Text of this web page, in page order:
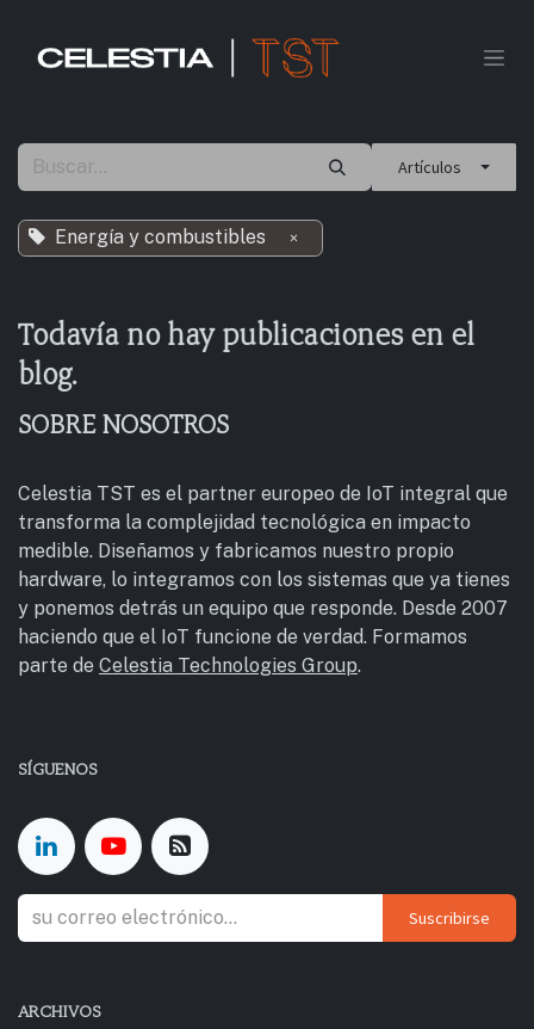
Artículos
Energía y combustibles ×
Todavía no hay publicaciones en el
blog.
SOBRE NOSOTROS
Celestia TST es el partner europeo de IoT integral que
transforma la complejidad tecnológica en impacto
medible. Diseñamos y fabricamos nuestro propio
hardware, lo integramos con los sistemas que ya tienes
y ponemos detrás un equipo que responde. Desde 2007
haciendo que el IoT funcione de verdad. Formamos
parte de Celestia Technologies Group.
SÍGUENOS
Suscribirse
ARCHIVOS